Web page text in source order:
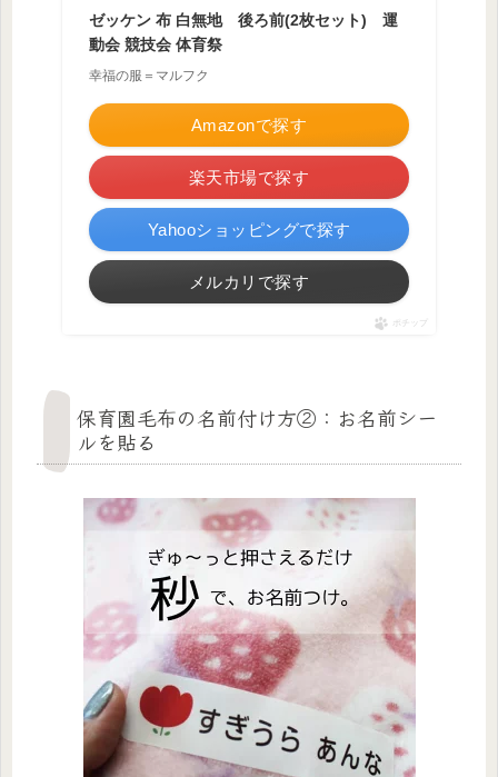
ゼッケン 布 白無地 後ろ前(2枚セット) 運
動会 競技会 体育祭
幸福の服＝マルフク
Amazonで探す
楽天市場で探す
Yahooショッピングで探す
メルカリで探す
ポチップ
保育園毛布の名前付け方②：お名前シー
ルを貼る